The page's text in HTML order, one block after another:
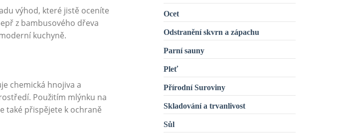
výhod, které jistě oceníte
z bambusového dřeva
kuchyně.
chemická hnojiva a
Použitím mlýnku ‌na
také přispějete ⁢k ochraně
Ocet
Odstranění skvrn a zápachu
Parní sauny
Pleť
Přírodní Suroviny
Skladování a trvanlivost
Sůl